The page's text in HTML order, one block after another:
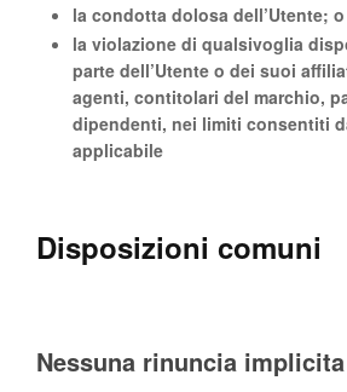
la condotta dolosa dell’Utente; o
la violazione di qualsivoglia
parte dell’Utente o dei suoi
agenti, contitolari del marchio,
dipendenti, nei limiti consentiti
applicabile
Disposizioni comuni
Nessuna rinuncia implicita